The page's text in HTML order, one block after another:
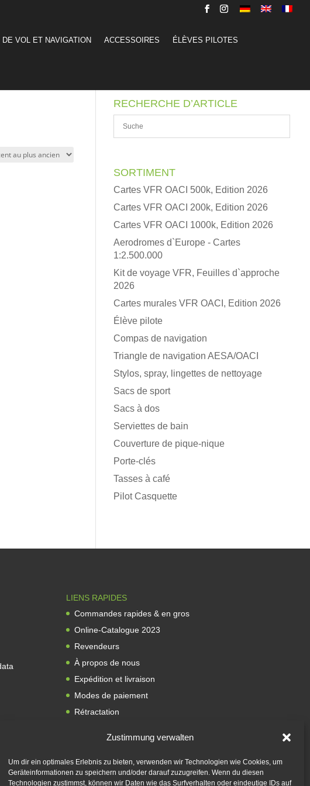
Zustimmung verwalten
Um dir ein optimales Erlebnis zu bieten, verwenden wir Technologien wie Cookies, um
Geräteinformationen zu speichern und/oder darauf zuzugreifen. Wenn du diesen
Technologien zustimmst, können wir Daten wie das Surfverhalten oder eindeutige IDs auf
DE VOL ET NAVIGATION ACCESSOIRES ÉLÈVES PILOTES
RECHERCHE D’ARTICLE
SORTIMENT
Cartes VFR OACI 500k, Edition 2026
Cartes VFR OACI 200k, Edition 2026
Cartes VFR OACI 1000k, Edition 2026
Aerodromes d`Europe - Cartes
1:2.500.000
Kit de voyage VFR, Feuilles d`approche
2026
Cartes murales VFR OACI, Edition 2026
Élève pilote
Compas de navigation
Triangle de navigation AESA/OACI
Stylos, spray, lingettes de nettoyage
Sacs de sport
Sacs à dos
Serviettes de bain
Couverture de pique-nique
Porte-clés
Tasses à café
Pilot Casquette
LIENS RAPIDES
Commandes rapides & en gros
Online-Catalogue 2023
Revendeurs
À propos de nous
Expédition et livraison
Modes de paiement
Rétractation